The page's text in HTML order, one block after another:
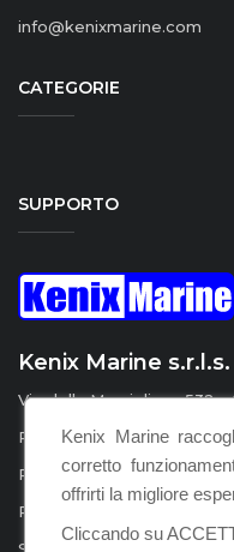
info@kenixmarine.com
CATEGORIE
SUPPORTO
Kenix Marine
Via della Marcigliana 532 -
P.I. / C.F. : IT15555231008
REA : RM – 1598924
PEC :
Kenix Marine
corretto
offrirti la migliore
Cliccando su